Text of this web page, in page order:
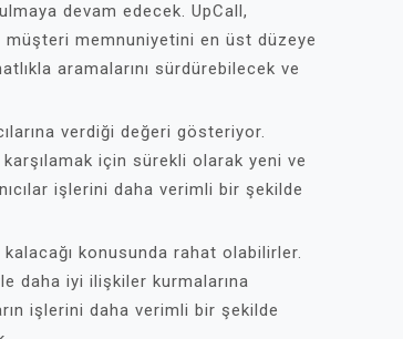
devam edecek. UpCall,
müşteri memnuniyetini en üst düzeye
aramalarını sürdürebilecek ve
verdiği değeri gösteriyor.
için sürekli olarak yeni ve
işlerini daha verimli bir şekilde
kalacağı konusunda rahat olabilirler.
daha iyi ilişkiler kurmalarına
işlerini daha verimli bir şekilde